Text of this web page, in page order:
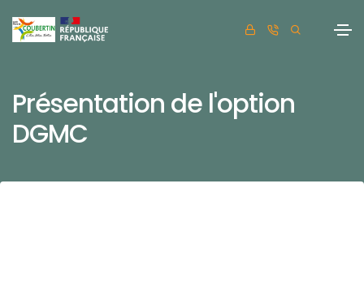
Présentation de l'option
DGMC